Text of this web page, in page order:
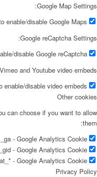
Google Map Settings:
enable/disable Google Maps.
Google reCaptcha Settings:
disable Google reCaptcha.
Vimeo and Youtube video embeds:
enable/disable video embeds.
Other cookies
can choose if you want to allow
them:
- Google Analytics Cookie.
- Google Analytics Cookie.
- Google Analytics Cookie.
Privacy Policy